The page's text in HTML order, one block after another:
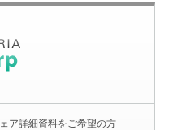
ア詳細資料をご希望の方